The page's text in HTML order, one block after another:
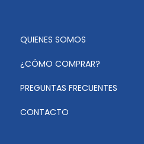
QUIENES SOMOS
¿CÓMO COMPRAR?
PREGUNTAS FRECUENTES
CONTACTO